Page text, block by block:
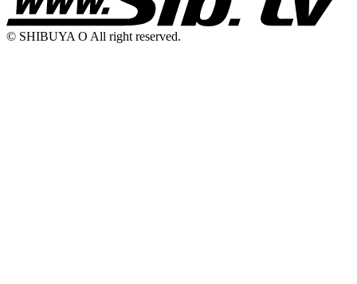
© SHIBUYA O All right reserved.